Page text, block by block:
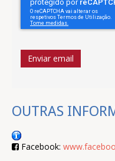
Enviar email
OUTRAS
Facebook: